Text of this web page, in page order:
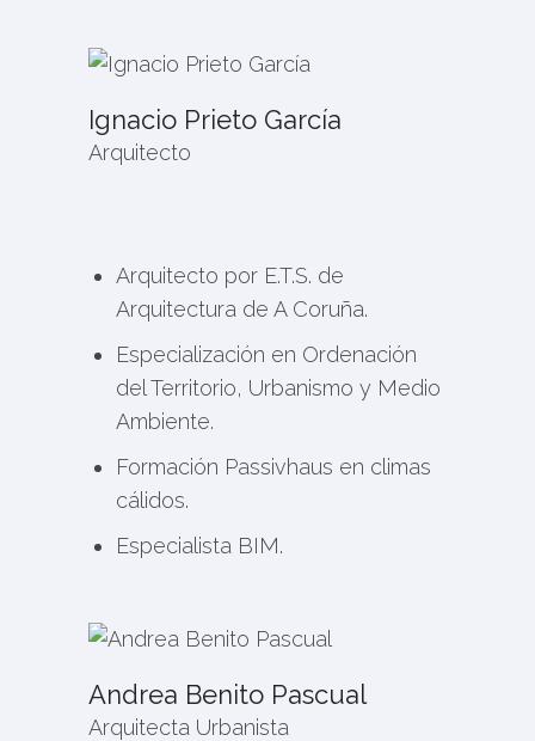
Ignacio Prieto García
Arquitecto
Arquitecto por E.T.S. de
Arquitectura de A Coruña.
Especialización en Ordenación
del Territorio, Urbanismo y Medio
Ambiente.
Formación Passivhaus en climas
cálidos.
Especialista BIM.
Andrea Benito Pascual
Arquitecta Urbanista